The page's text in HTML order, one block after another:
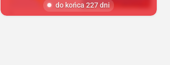
do końca 227 dni